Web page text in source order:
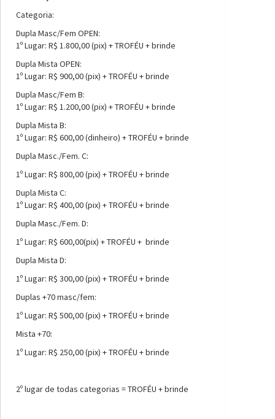
Categoria:
Dupla Masc/Fem OPEN:
1º Lugar: R$ 1.800,00 (pix) + TROFÉU + brinde
Dupla Mista OPEN:
1º Lugar: R$ 900,00 (pix) + TROFÉU + brinde
Dupla Masc/Fem B:
1º Lugar: R$ 1.200,00 (pix) + TROFÉU + brinde
Dupla Mista B:
1º Lugar: R$ 600,00 (dinheiro) + TROFÉU + brinde
Dupla Masc./Fem. C:
1º Lugar: R$ 800,00 (pix) + TROFÉU + brinde
Dupla Mista C:
1º Lugar: R$ 400,00 (pix) + TROFÉU + brinde
Dupla Masc./Fem. D:
1º Lugar: R$ 600,00(pix) + TROFÉU + brinde
Dupla Mista D:
1º Lugar: R$ 300,00 (pix) + TROFÉU + brinde
Duplas +70 masc/fem:
1º Lugar: R$ 500,00 (pix) + TROFÉU + brinde
Mista +70:
1º Lugar: R$ 250,00 (pix) + TROFÉU + brinde
2º lugar de todas categorias = TROFÉU + brinde